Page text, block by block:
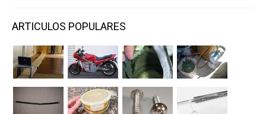
ARTICULOS POPULARES